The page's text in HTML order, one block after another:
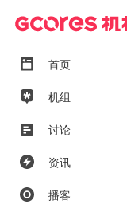
首页
机组
讨论
资讯
播客